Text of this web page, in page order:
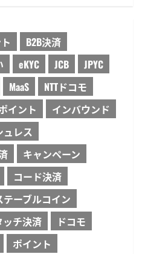
B2B決済
eKYC JCB
JPYC
MaaS
NTTドコモ
イント
インバウンド
ュレス
キャンペーン
コード決済
テーブルコイン
ッチ決済
ドコモ
ポイント